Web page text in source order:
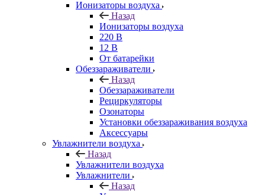
Ионизаторы воздуха
Назад
Ионизаторы воздуха
220 В
12 В
От батарейки
Обеззараживатели
Назад
Обеззараживатели
Рециркуляторы
Озонаторы
Установки обеззараживания воздуха
Аксессуары
Увлажнители воздуха
Назад
Увлажнители воздуха
Увлажнители
Назад